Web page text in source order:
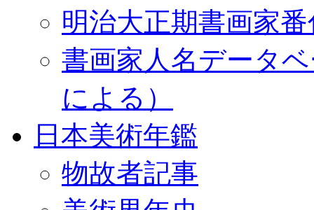
明治大正期書画家
書画家人名データ
による）
日本美術年鑑
物故者記事